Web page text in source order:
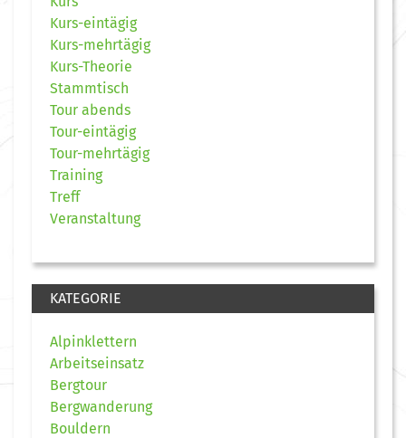
Kurs-eintägig
Kurs-mehrtägig
Kurs-Theorie
Stammtisch
Tour abends
Tour-eintägig
Tour-mehrtägig
Training
Treff
Veranstaltung
KATEGORIE
Alpinklettern
Arbeitseinsatz
Bergtour
Bergwanderung
Bouldern